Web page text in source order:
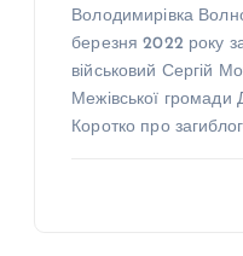
Володимирівка
березня 2022 року
військовий Сергій
Межівської громади
Коротко про